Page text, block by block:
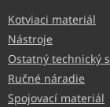
Kotviaci materiál
Nástroje
Ostatný technický
Ručné náradie
Spojovací materiál